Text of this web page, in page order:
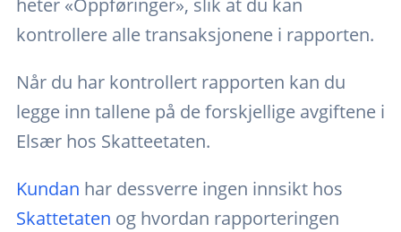
heter «Oppføringer», slik at du kan
kontrollere alle transaksjonene i rapporten.
Når du har kontrollert rapporten kan du
legge inn tallene på de forskjellige avgiftene i
Elsær hos Skatteetaten.
Kundan har dessverre ingen innsikt hos
Skattetaten og hvordan rapporteringen